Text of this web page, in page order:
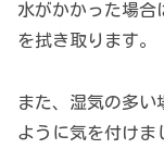
水がかかった場合
を拭き取ります。
また、湿気の多い
ように気を付けま